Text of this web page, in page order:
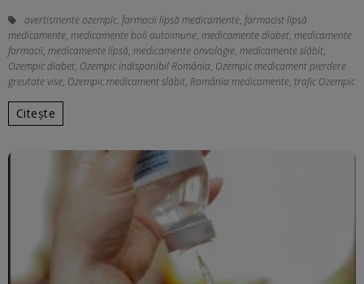
avertismente ozempic, farmacii lipsă medicamente, farmacist lipsă
medicamente, medicamente boli autoimune, medicamente diabet, medicamente
farmacii, medicamente lipsă, medicamente onvologie, medicamente slăbit,
Ozempic diabet, Ozempic indisponibil România, Ozempic medicament pierdere
greutate vise, Ozempic medicament slăbit, România medicamente, trafic Ozempic
Citește